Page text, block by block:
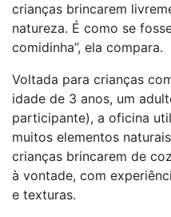
crianças brincarem
natureza. É como se
comidinha”, ela compara.
Voltada para crianças
idade de 3 anos, um
participante), a oficina
muitos elementos
crianças brincarem de
à vontade, com
e texturas.